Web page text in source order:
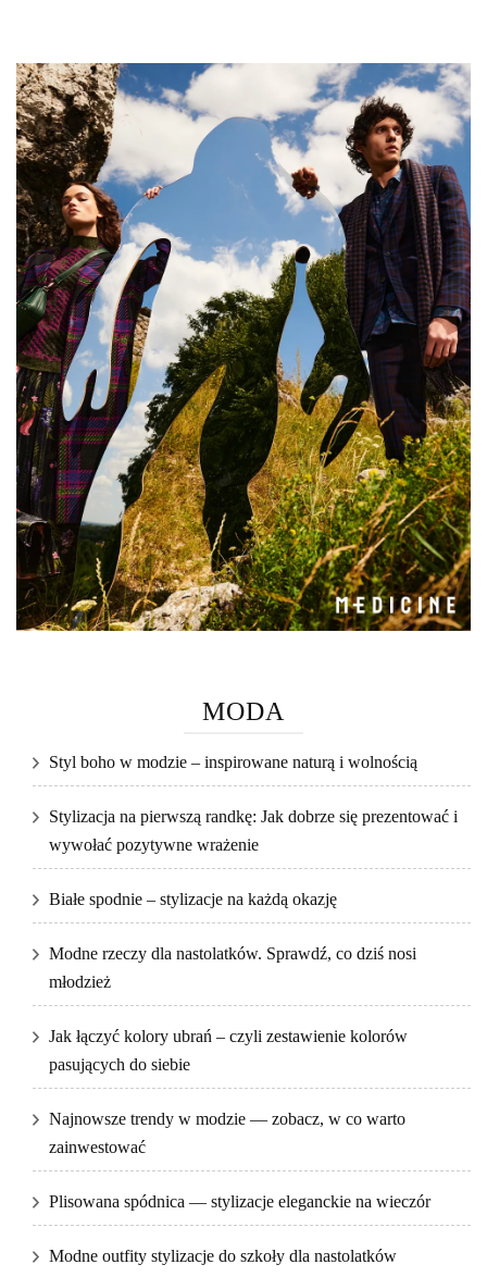
MODA
Styl boho w modzie – inspirowane naturą i wolnością
Stylizacja na pierwszą randkę: Jak dobrze się prezentować i
wywołać pozytywne wrażenie
Białe spodnie – stylizacje na każdą okazję
Modne rzeczy dla nastolatków. Sprawdź, co dziś nosi
młodzież
Jak łączyć kolory ubrań – czyli zestawienie kolorów
pasujących do siebie
Najnowsze trendy w modzie — zobacz, w co warto
zainwestować
Plisowana spódnica — stylizacje eleganckie na wieczór
Modne outfity stylizacje do szkoły dla nastolatków